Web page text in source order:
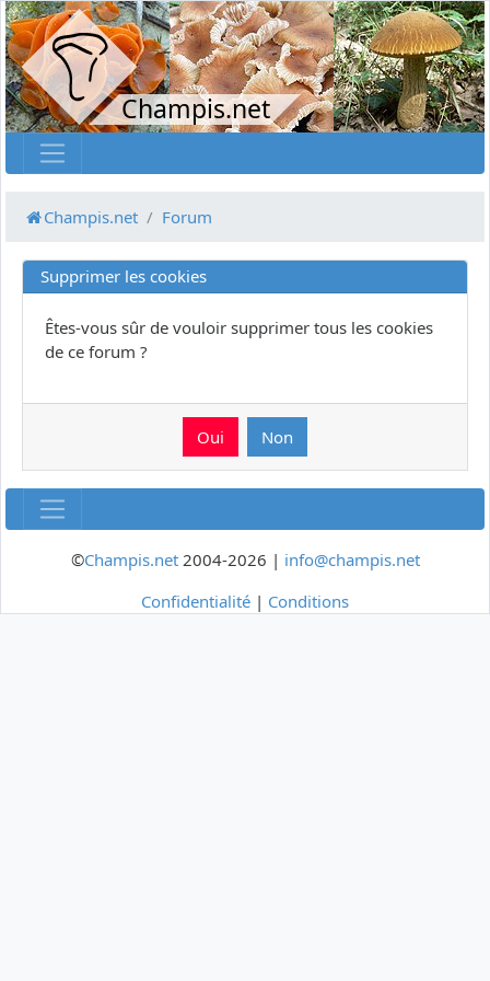
Champis.net
Champis.net Forum
Supprimer les cookies
Êtes-vous sûr de vouloir supprimer tous les cookies
de ce forum ?
©Champis.net2004-2026 | info@champis.net
Confidentialité | Conditions